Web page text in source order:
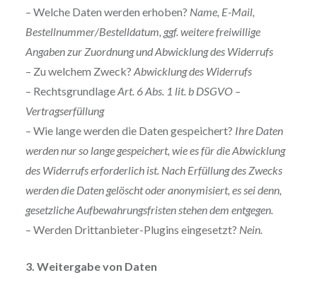
– Welche Daten werden erhoben? Name, E-Mail,
Bestellnummer/Bestelldatum, ggf. weitere freiwillige
Angaben zur Zuordnung und Abwicklung des Widerrufs
– Zu welchem Zweck? Abwicklung des Widerrufs
– RechtsgrundlageArt. 6 Abs. 1 lit. b DSGVO –
Vertragserfüllung
– Wie lange werden die Daten gespeichert? Ihre Daten
werden nur so lange gespeichert, wie es für die Abwicklung
des Widerrufs erforderlich ist. Nach Erfüllung des Zwecks
werden die Daten gelöscht oder anonymisiert, es sei denn,
gesetzliche Aufbewahrungsfristen stehen dem entgegen.
– Werden Drittanbieter-Plugins eingesetzt? Nein.
3. Weitergabe von Daten